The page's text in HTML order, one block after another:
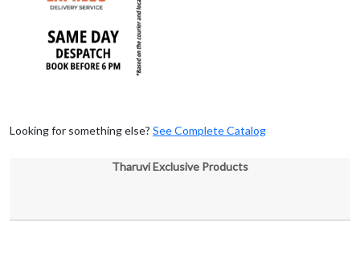
Looking for something else? See Complete Catalog
Tharuvi Exclusive Products